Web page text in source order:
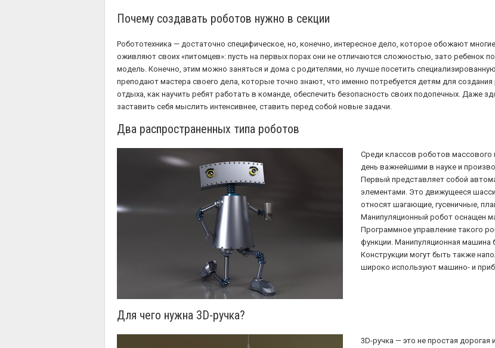
Почему создавать роботов нужно в секции
Робототехника — достаточно специфическое, но, конечно, интересное дело, которое обожают
оживляют своих «питомцев»: пусть на первых порах они не отличаются сложностью, зато ребенок
модель. Конечно, этим можно заняться и дома с родителями, но лучше посетить
преподают мастера своего дела, которые точно знают, что именно потребуется детям для
отдыха, как научить ребят работать в команде, обеспечить безопасность своих подопечных. Даже
заставить себя мыслить интенсивнее, ставить перед собой новые задачи.
Два распространенных типа роботов
Среди классов роботов массового
день важнейшими в науке и
Первый представляет собой
элементами. Это движущееся
относят шагающие, гусеничные,
Манипуляционный робот оснащен
Программное управление такого
функции. Манипуляционная машина
Конструкции могут быть также
широко используют машино- и
Для чего нужна 3D-ручка?
3D-ручка — это не простая